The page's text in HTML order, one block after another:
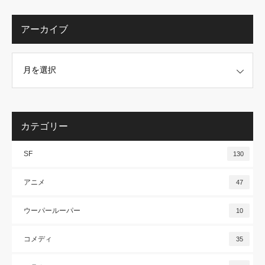
アーカイブ
カテゴリー
SF 130
アニメ 47
ウーパールーパー 10
コメディ 35